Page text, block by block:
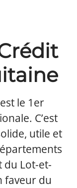
le 1er
C’est
utile et
du Lot-et-
faveur du